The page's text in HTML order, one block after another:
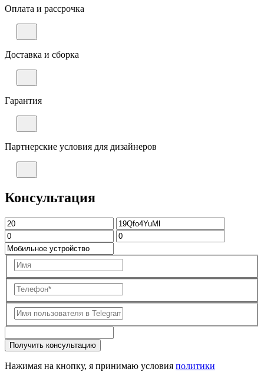
Оплата и рассрочка
Доставка и сборка
Гарантия
Партнерские условия для дизайнеров
Консультация
Получить консультацию
Нажимая на кнопку, я принимаю условия политики